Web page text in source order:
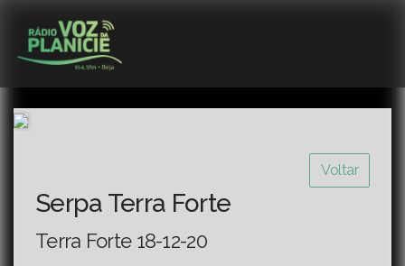
Voltar
Serpa Terra Forte
Terra Forte 18-12-20